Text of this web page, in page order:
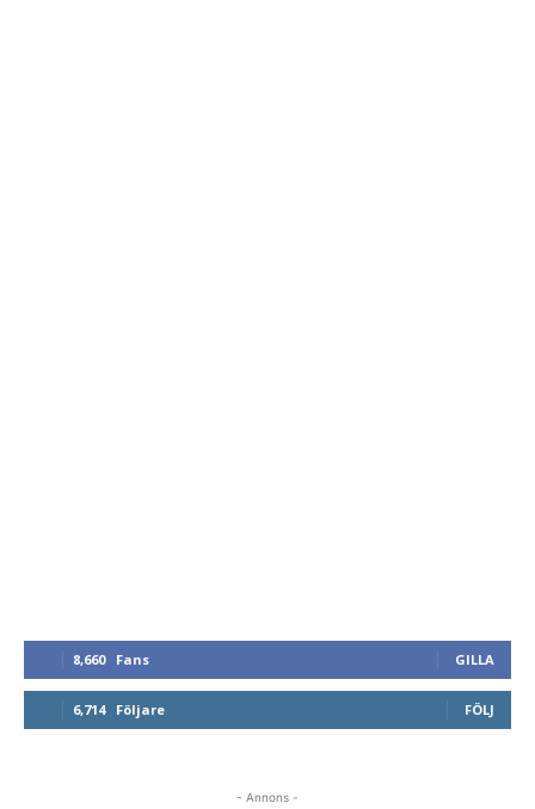
8,660 Fans GILLA
6,714 Följare FÖLJ
- Annons -